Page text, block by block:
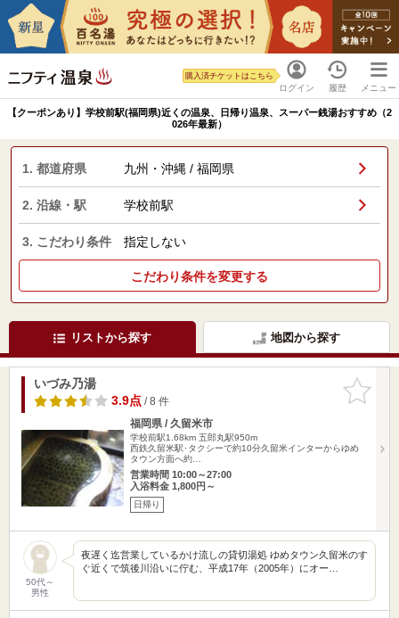
ログイン
購入済チケットはこちら
履歴 メニュー
【クーポンあり】学校前駅(福岡県)近くの温泉、日帰り温泉、スーパー銭湯おすすめ（2
026年最新）
1. 都道府県 九州・沖縄 / 福岡県
2. 沿線・駅 学校前駅
3. こだわり条件 指定しない
こだわり条件を変更する
リストから探す 地図から探す
お気に入
りに追加
いづみ乃湯
3.9点/ 8 件
福岡県 / 久留米市
学校前駅1.68km 五郎丸駅950m
西鉄久留米駅･タクシーで約10分久留米インターからゆめ
タウン方面へ約…
営業時間 10:00～27:00
入浴料金 1,800円～
日帰り
50代～
男性
夜遅く迄営業しているかけ流しの貸切湯処 ゆめタウン久留米のす
ぐ近くで筑後川沿いに佇む、平成17年（2005年）にオー…